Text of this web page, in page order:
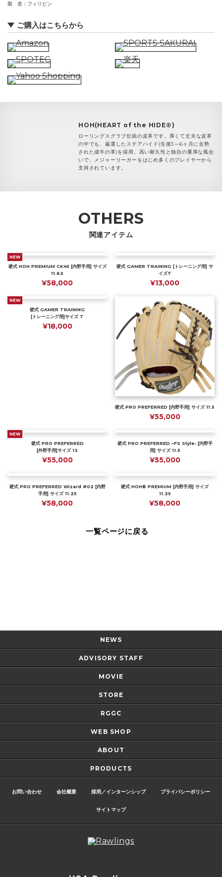
製 造
フィリピン
ご購入はこちらから
HOH(HEART of the HIDE®)
ローリングスグラブ伝統の皮革です。厚くて丈夫な皮革
の中でも、厳選したステアハイド(生後3～6ヶ月に去勢
された成牛の革)を採用。高い耐久性と独自の重厚な風合
いで、メジャーリーガーをはじめ多くのプレイヤーから
支持されています。
OTHERS
関連アイテム
NEW
硬式 HOH PREMIUM CK45 [内野手用] サイズ
11.62
¥58,000
硬式 GAMER TRAINING [トレーニング用] サ
イズT
¥13,000
NEW
硬式 GAMER TRAINING
[トレーニング用]サイズ T
¥18,000
硬式 PRO PREFERRED [内野手用] サイズ 11.5
¥55,000
NEW
硬式 PRO PREFERRED
[外野手用]サイズ 13
¥55,000
硬式 PRO PREFERRED –FS Style- [内野手
用] サイズ 11.5
¥55,000
硬式 PRO PREFERRED Wizard #02 [内野
手用] サイズ 11.25
¥58,000
硬式 HOH® PREMIUM [内野手用] サイズ
11.25
¥58,000
一覧ページに戻る
NEWS
ADVISORY STAFF
MOVIE
STORE
RGGC
WEB SHOP
ABOUT
PRODUCTS
お問い合わせ 会社概要 採用／インターンシップ プライバシーポリシー
サイトマップ